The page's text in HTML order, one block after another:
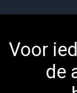
Voor
de